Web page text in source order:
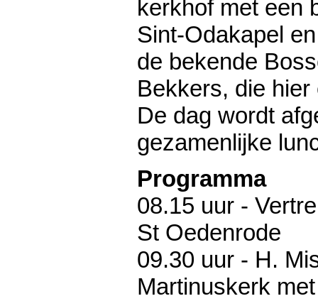
kerkhof met een
Sint-Odakapel
de bekende
Bekkers, die
De dag wordt
gezamenlijke
Programma
08.15 uur -
St Oedenrode
09.30 uur - H.
Martinuskerk